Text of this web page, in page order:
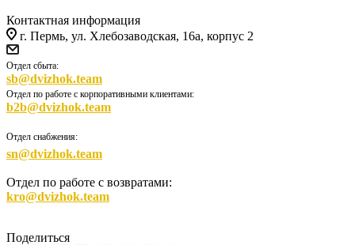
Контактная информация
г. Пермь, ул. Хлебозаводская, 16а, корпус 2
Отдел сбыта:
sb@dvizhok.team
Отдел по работе с корпоративными клиентами:
b2b@dvizhok.team
Отдел снабжения:
sn@dvizhok.team
Отдел по работе с возвратами:
kro@dvizhok.team
Поделиться